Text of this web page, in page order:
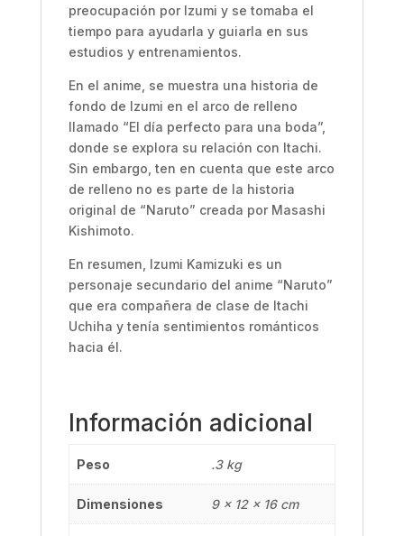
preocupación por Izumi y se tomaba el
tiempo para ayudarla y guiarla en sus
estudios y entrenamientos.
En el anime, se muestra una historia de
fondo de Izumi en el arco de relleno
llamado “El día perfecto para una boda”,
donde se explora su relación con Itachi.
Sin embargo, ten en cuenta que este arco
de relleno no es parte de la historia
original de “Naruto” creada por Masashi
Kishimoto.
En resumen, Izumi Kamizuki es un
personaje secundario del anime “Naruto”
que era compañera de clase de Itachi
Uchiha y tenía sentimientos románticos
hacia él.
Información adicional
Peso .3 kg
Dimensiones 9 × 12 × 16 cm